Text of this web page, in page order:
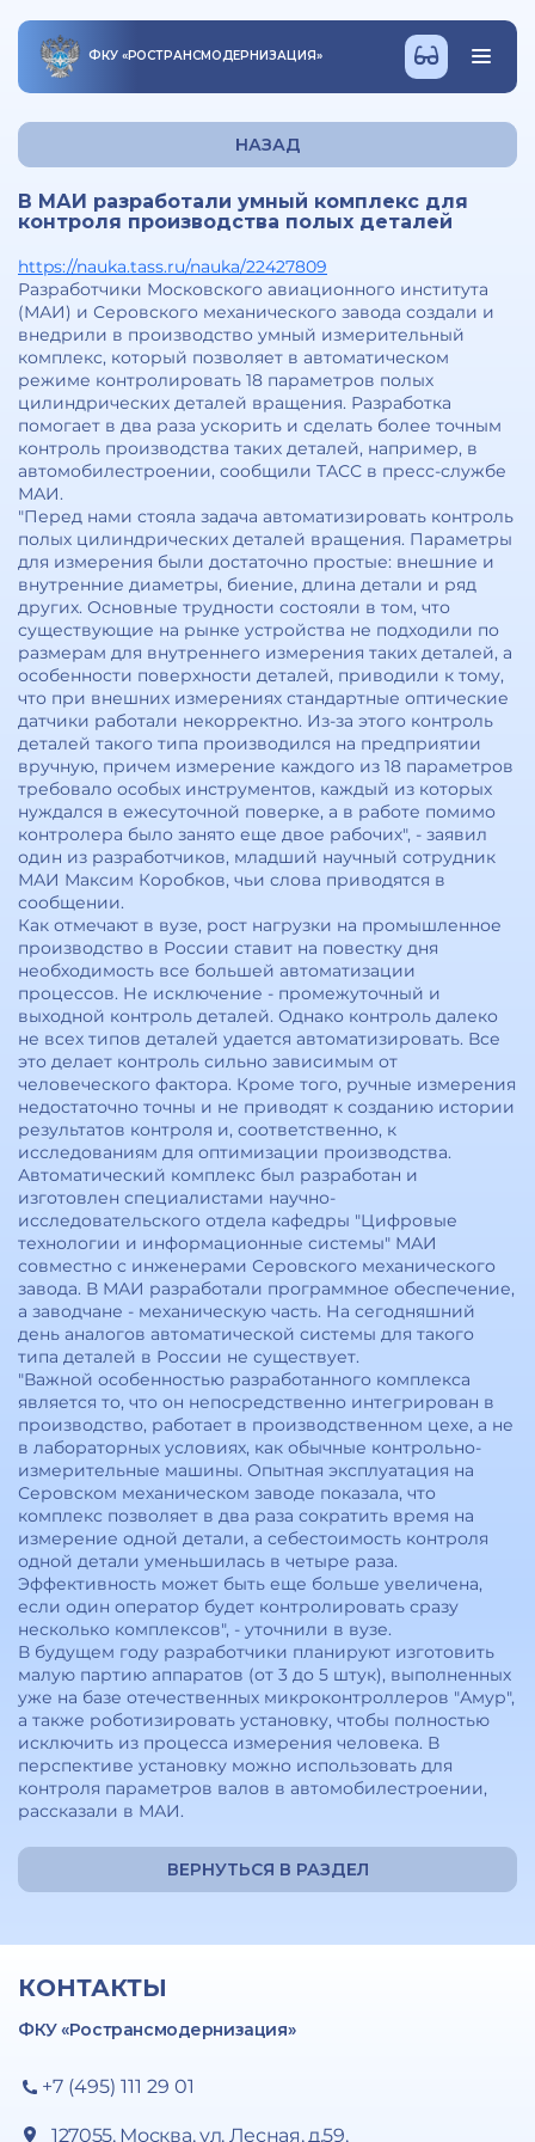
ФКУ «РОСТРАНСМОДЕРНИЗАЦИЯ»
НАЗАД
В МАИ разработали умный комплекс для
контроля производства полых деталей
https://nauka.tass.ru/nauka/22427809
Разработчики Московского авиационного института
(МАИ) и Серовского механического завода создали и
внедрили в производство умный измерительный
комплекс, который позволяет в автоматическом
режиме контролировать 18 параметров полых
цилиндрических деталей вращения. Разработка
помогает в два раза ускорить и сделать более точным
контроль производства таких деталей, например, в
автомобилестроении, сообщили ТАСС в пресс-службе
МАИ.
"Перед нами стояла задача автоматизировать контроль
полых цилиндрических деталей вращения. Параметры
для измерения были достаточно простые: внешние и
внутренние диаметры, биение, длина детали и ряд
других. Основные трудности состояли в том, что
существующие на рынке устройства не подходили по
размерам для внутреннего измерения таких деталей, а
особенности поверхности деталей, приводили к тому,
что при внешних измерениях стандартные оптические
датчики работали некорректно. Из-за этого контроль
деталей такого типа производился на предприятии
вручную, причем измерение каждого из 18 параметров
требовало особых инструментов, каждый из которых
нуждался в ежесуточной поверке, а в работе помимо
контролера было занято еще двое рабочих", - заявил
один из разработчиков, младший научный сотрудник
МАИ Максим Коробков, чьи слова приводятся в
сообщении.
Как отмечают в вузе, рост нагрузки на промышленное
производство в России ставит на повестку дня
необходимость все большей автоматизации
процессов. Не исключение - промежуточный и
выходной контроль деталей. Однако контроль далеко
не всех типов деталей удается автоматизировать. Все
это делает контроль сильно зависимым от
человеческого фактора. Кроме того, ручные измерения
недостаточно точны и не приводят к созданию истории
результатов контроля и, соответственно, к
исследованиям для оптимизации производства.
Автоматический комплекс был разработан и
изготовлен специалистами научно-
исследовательского отдела кафедры "Цифровые
технологии и информационные системы" МАИ
совместно с инженерами Серовского механического
завода. В МАИ разработали программное обеспечение,
а заводчане - механическую часть. На сегодняшний
день аналогов автоматической системы для такого
типа деталей в России не существует.
"Важной особенностью разработанного комплекса
является то, что он непосредственно интегрирован в
производство, работает в производственном цехе, а не
в лабораторных условиях, как обычные контрольно-
измерительные машины. Опытная эксплуатация на
Серовском механическом заводе показала, что
комплекс позволяет в два раза сократить время на
измерение одной детали, а себестоимость контроля
одной детали уменьшилась в четыре раза.
Эффективность может быть еще больше увеличена,
если один оператор будет контролировать сразу
несколько комплексов", - уточнили в вузе.
В будущем году разработчики планируют изготовить
малую партию аппаратов (от 3 до 5 штук), выполненных
уже на базе отечественных микроконтроллеров "Амур",
а также роботизировать установку, чтобы полностью
исключить из процесса измерения человека. В
перспективе установку можно использовать для
контроля параметров валов в автомобилестроении,
рассказали в МАИ.
ВЕРНУТЬСЯ В РАЗДЕЛ
КОНТАКТЫ
ФКУ «Ространсмодернизация»
+7 (495) 111 29 01
127055, Москва, ул. Лесная, д.59,